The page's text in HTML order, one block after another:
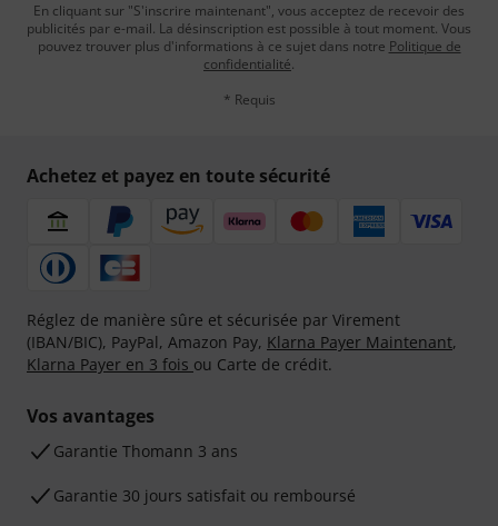
En cliquant sur "S'inscrire maintenant", vous acceptez de recevoir des
publicités par e-mail. La désinscription est possible à tout moment. Vous
pouvez trouver plus d'informations à ce sujet dans notre Politique de
confidentialité.
* Requis
Achetez et payez en toute sécurité
Réglez de manière sûre et sécurisée par Virement
(IBAN/BIC), PayPal, Amazon Pay, Klarna Payer Maintenant,
Klarna Payer en 3 fois ou Carte de crédit.
Vos avantages
Ga­ran­tie Thomann 3 ans
Garantie 30 jours satisfait ou remboursé